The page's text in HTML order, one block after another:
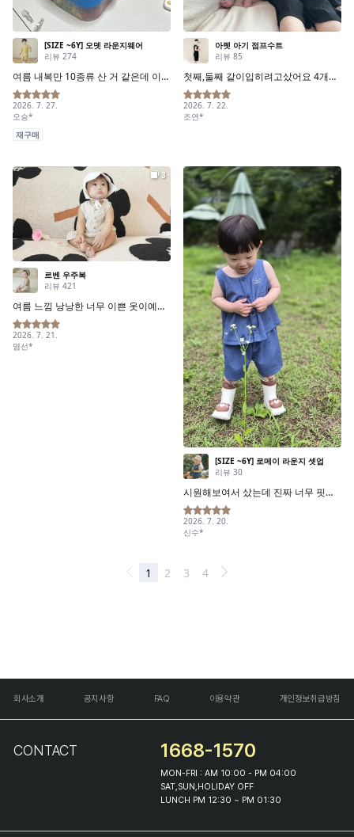
회사소개 공지사항 FAQ 이용약관 개인정보취급방침
CONTACT 1668-1570
MON-FRI : AM 10:00 - PM 04:00
SAT,SUN,HOLIDAY OFF
LUNCH PM 12:30 ~ PM 01:30